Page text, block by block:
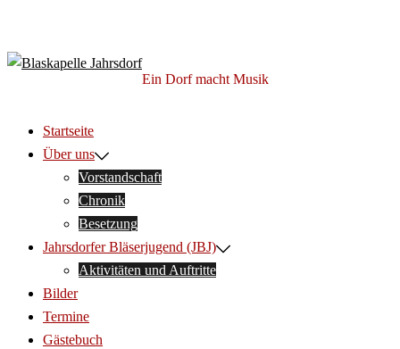
springen
Ein Dorf macht Musik
Startseite
Über uns
Vorstandschaft
Chronik
Besetzung
Jahrsdorfer Bläserjugend (JBJ)
Aktivitäten und Auftritte
Bilder
Termine
Gästebuch